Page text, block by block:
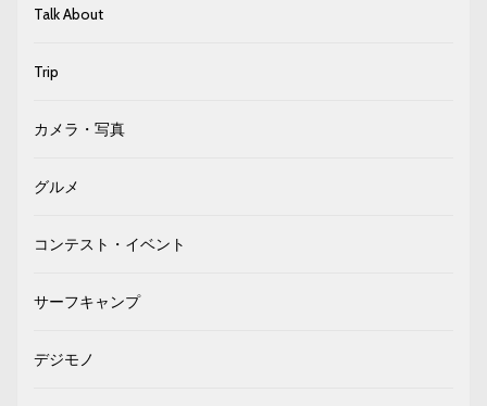
Talk About
Trip
カメラ・写真
グルメ
コンテスト・イベント
サーフキャンプ
デジモノ